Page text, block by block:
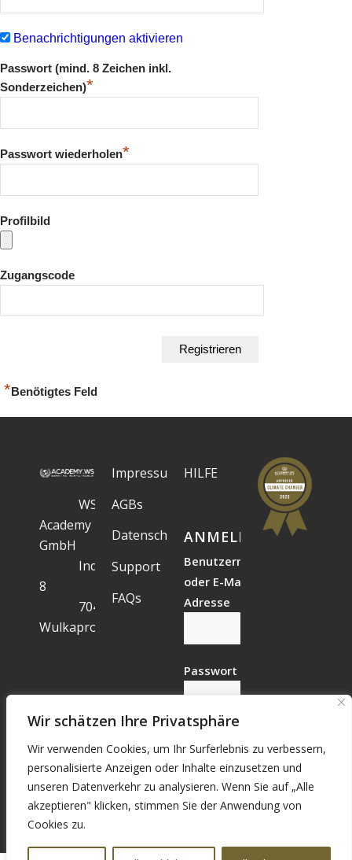
Wir schätzen Ihre Privatsphäre
Wir verwenden Cookies, um Ihr Surferlebnis zu verbessern,
personalisierte Anzeigen oder Inhalte einzusetzen und
unseren Datenverkehr zu analysieren. Wenn Sie auf „Alle
akzeptieren" klicken, stimmen Sie der Anwendung von
Cookies zu.
Benachrichtigungen aktivieren
Passwort (mind. 8 Zeichen inkl.
Sonderzeichen)*
Passwort wiederholen*
Profilbild
Zugangscode
*Benötigtes Feld
WS
Academy
GmbH
Industriegelände
8
7041
Wulkaprodersdorf
Impressum
AGBs
Datenschutz
Support
FAQs
HILFE
ANMELDESTATUS
Benutzername
oder E-Mail-
Adresse
Passwort
Vergessen?
Registrieren